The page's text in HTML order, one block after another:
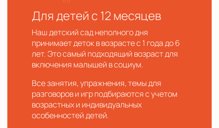
Для детей с 12 месяцев
Наш детский сад неполного дня
принимает деток в возрасте с 1 года до 6
лет. Это самый подходящий возраст для
включения малышей в социум.
Все занятия, упражнения, темы для
разговоров и игр подбираются с учетом
возрастных и индивидуальных
особенностей детей.